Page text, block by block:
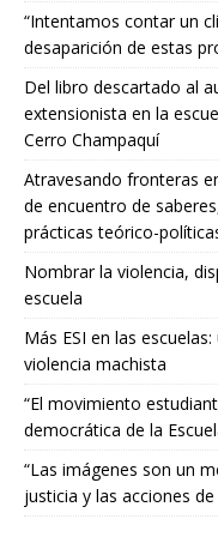
“Intentamos contar un
desaparición de estas
Del libro descartado al
extensionista en la
Cerro Champaquí
Atravesando fronteras
de encuentro de
prácticas teórico-
Nombrar la violencia,
escuela
Más ESI en las
violencia machista
“El movimiento
democrática de la
“Las imágenes son un
justicia y las acciones